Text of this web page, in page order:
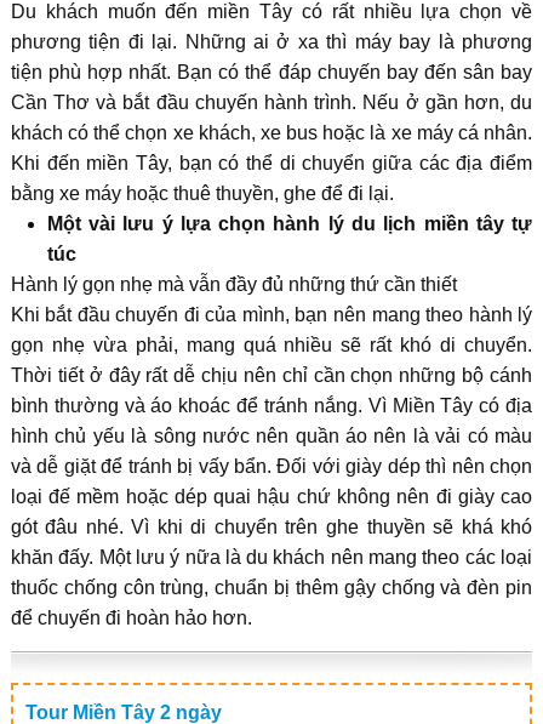
Du khách muốn đến miền Tây có rất nhiều lựa chọn về
phương tiện đi lại. Những ai ở xa thì máy bay là phương
tiện phù hợp nhất. Bạn có thể đáp chuyến bay đến sân bay
Cần Thơ và bắt đầu chuyến hành trình. Nếu ở gần hơn, du
khách có thể chọn xe khách, xe bus hoặc là xe máy cá nhân.
Khi đến miền Tây, bạn có thể di chuyển giữa các địa điểm
bằng xe máy hoặc thuê thuyền, ghe để đi lại.
Một vài lưu ý lựa chọn hành lý du lịch miền tây tự
túc
Hành lý gọn nhẹ mà vẫn đầy đủ những thứ cần thiết
Khi bắt đầu chuyến đi của mình, bạn nên mang theo hành lý
gọn nhẹ vừa phải, mang quá nhiều sẽ rất khó di chuyển.
Thời tiết ở đây rất dễ chịu nên chỉ cần chọn những bộ cánh
bình thường và áo khoác để tránh nắng. Vì Miền Tây có địa
hình chủ yếu là sông nước nên quần áo nên là vải có màu
và dễ giặt để tránh bị vấy bẩn. Đối với giày dép thì nên chọn
loại đế mềm hoặc dép quai hậu chứ không nên đi giày cao
gót đâu nhé. Vì khi di chuyển trên ghe thuyền sẽ khá khó
khăn đấy. Một lưu ý nữa là du khách nên mang theo các loại
thuốc chống côn trùng, chuẩn bị thêm gậy chống và đèn pin
để chuyến đi hoàn hảo hơn.
Tour Miền Tây 2 ngày